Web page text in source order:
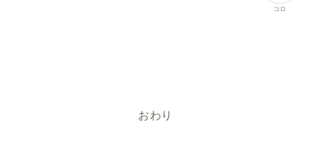
コロ
おわり